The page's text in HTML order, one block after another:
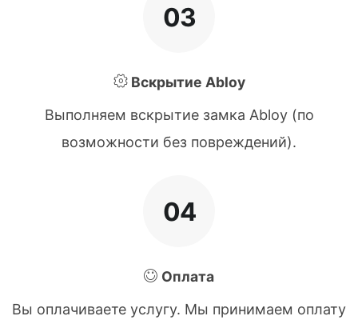
03
Вскрытие Abloy
Выполняем вскрытие замка Abloy (по
возможности без повреждений).
04
Оплата
Вы оплачиваете услугу. Мы принимаем оплату